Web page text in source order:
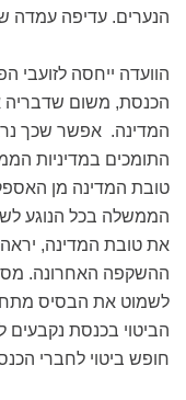
הנערים. עדיפה עמדה
הוועדה ייחסה
הכנסת, משום שדבריה
המדינה. אפשר שכך
התומכים במדיניות
טובת המדינה מן
הממשלה בכל הנוגע
את טובת המדינה,
ההשקפה האחרונה.
לשמוט את הבסיס
הביטוי בכנסת נקבעים
חופש ביטוי לחברי